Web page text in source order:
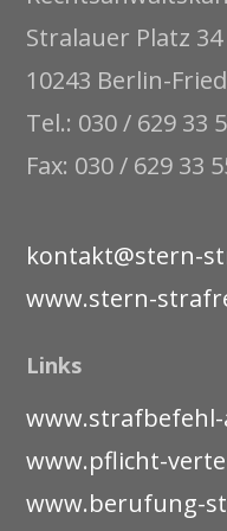
Stralauer Platz
10243 Berlin-
Tel.: 030 / 629 33
Fax: 030 / 629 33
kontakt@stern-
www.stern-
Links
www.pflicht-
www.berufung-